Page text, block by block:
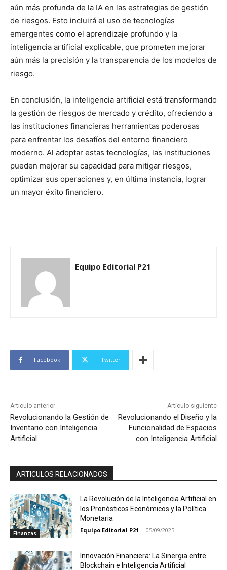
aún más profunda de la IA en las estrategias de gestión
de riesgos. Esto incluirá el uso de tecnologías
emergentes como el aprendizaje profundo y la
inteligencia artificial explicable, que prometen mejorar
aún más la precisión y la transparencia de los modelos de
riesgo.
En conclusión, la inteligencia artificial está transformando
la gestión de riesgos de mercado y crédito, ofreciendo a
las instituciones financieras herramientas poderosas
para enfrentar los desafíos del entorno financiero
moderno. Al adoptar estas tecnologías, las instituciones
pueden mejorar su capacidad para mitigar riesgos,
optimizar sus operaciones y, en última instancia, lograr
un mayor éxito financiero.
Equipo Editorial P21
Facebook Twitter
Artículo anterior
Revolucionando la Gestión de
Inventario con Inteligencia
Artificial
Artículo siguiente
Revolucionando el Diseño y la
Funcionalidad de Espacios
con Inteligencia Artificial
ARTICULOS RELACIONADOS
Finanzas
La Revolución de la Inteligencia Artificial en
los Pronósticos Económicos y la Política
Monetaria
Equipo Editorial P21 - 05/09/2025
Innovación Financiera: La Sinergia entre
Blockchain e Inteligencia Artificial